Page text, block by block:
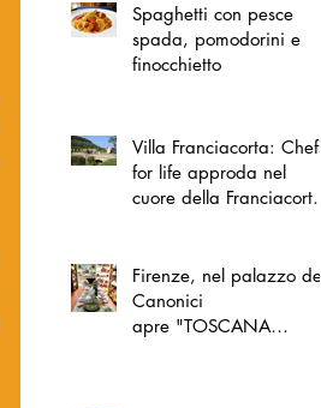
Spaghetti con pesce
spada, pomodorini e
finocchietto
Villa Franciacorta: Chefs
for life approda nel
cuore della Franciacorta,
Firenze, nel palazzo dei
Canonici
apre "TOSCANA